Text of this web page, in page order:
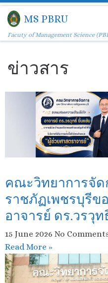
Skip to content
MS PBRU
Facuty of Management Science
ข่าวสาร
คณะวิทยาการจัด
ราชภัฏเพชรบุรีข
อาจารย์ ดร.วรวุ
15 June 2026 No
Read More »